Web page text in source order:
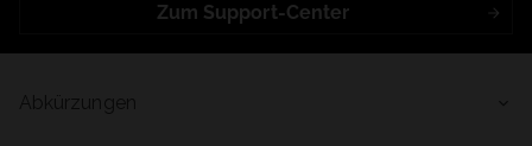
Zum Support-Center